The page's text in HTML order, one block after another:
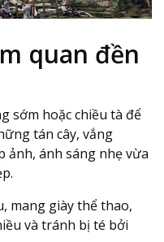
quan đền
sớm hoặc chiều tà để
tán cây, vắng
ảnh, ánh sáng nhẹ vừa
mang giày thể thao,
và tránh bị té bởi